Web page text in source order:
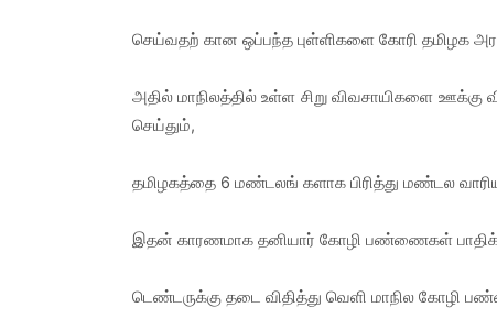
செய்வதற் கான ஒப்பந்த புள்ளிகளை கோரி தமிழக
அதில் மாநிலத்தில் உள்ள சிறு விவசாயிகளை
செய்தும்,
தமிழகத்தை 6 மண்டலங் களாக பிரித்து மண்டல
இதன் காரணமாக தனியார் கோழி பண்ணைகள்
டெண்டருக்கு தடை விதித்து வெளி மாநில கோழி